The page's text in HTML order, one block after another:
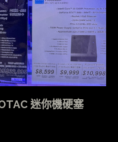
迷你機硬塞